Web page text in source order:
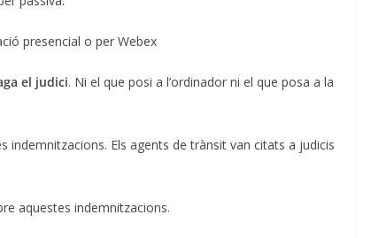
presencial o per Webex
el judici. Ni el que posi a l’ordinador ni el que posa a la
indemnitzacions. Els agents de trànsit van citats a judicis
aquestes indemnitzacions.